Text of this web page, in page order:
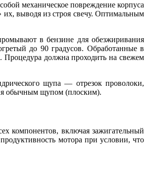
механическое повреждение корпуса
их, выводя из строя свечу. Оптимальным
в бензине для обезжиривания
до 90 градусов. Обработанные в
должна проходить на свежем
щупа — отрезок проволоки,
обычным щупом (плоским).
компонентов, включая зажигательный
мотора при условии, что